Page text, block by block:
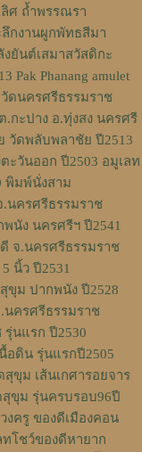
ศ ถ้ำพรรณรา
กงานผูกพัทธสีมา
ยันต์เสมาสวัสดิกะ
Phanang amulet
ดนครศรีธรรมราช
.กะปาง อ.ทุ่งสง นครศรี
วัดพลับพลาชัย ปี2513
วันออก ปี2503 อมูเลท
พิมพ์นั่งสาม
.นครศรีธรรมราช
นัง นครศรีฯ ปี2541
จ.นครศรีธรรมราช
นิ้ว ปี2531
ม ปากพนัง ปี2528
นครศรีธรรมราช
นแรก ปี2530
อดิน รุ่นแรกปี2505
ขุม เส้นเกศารอยจาร
ขุม รุ่นครบรอบ96ปี
งครู ของดีเมืองคอน
โชว์ของดีหายาก